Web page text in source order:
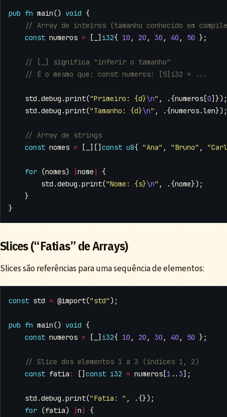
pub fn main() void {
const numeros = [ ] i32{ 10 , 20 , 30 , 40 , 50 };
std .debug .print("Primeiro: {d}\n" , .{numeros [0]});
std .debug .print("Tamanho: {d}\n" , .{numeros.len});
const nomes = [ ][] const u8{ "Ana" , "Bruno" ,
for (nomes) |nome |
{
std .debug .print("Nome: {s}\n" , .{nome});
}
}
Slices (“Fatias” de Arrays)
Slices são referências para uma sequência de elementos:
const std = @import("std");
pub fn main() void {
const numeros = [ ] i32{ 10 , 20 , 30 , 40 , 50 };
const fatia : [] const i32 = numeros [1 .. 3];
std .debug .print("Fatia: " ,
.{});
for (fatia) |n |
{